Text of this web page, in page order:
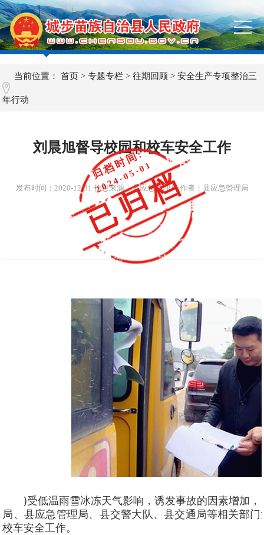
当前位置：首页 >专题专栏 >往期回顾 >安全生产专项整治三
年行动
刘晨旭督导校园和校车安全工作
发布时间： 2020-12-31 信息来源：县应急管理局 作者：县应急管理局
)受低温雨雪冰冻天气影响，诱发事故的因素增加
局、县应急管理局、县交警大队、县交通局等相关部
校车安全工作。
归档时间:
2024-05-01
已归档